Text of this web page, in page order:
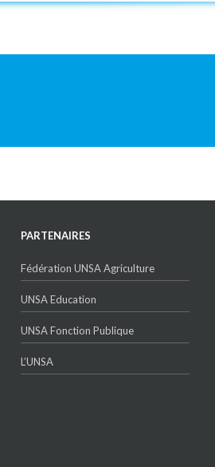
PARTENAIRES
Fédération UNSA Agriculture
UNSA Education
UNSA Fonction Publique
L’UNSA